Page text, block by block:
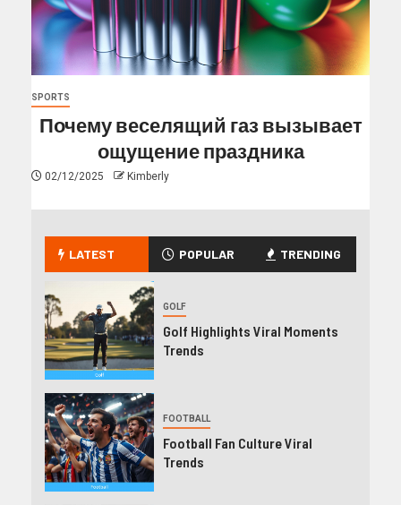
SPORTS
Почему веселящий газ вызывает
ощущение праздника
02/12/2025 Kimberly
LATEST POPULAR TRENDING
GOLF
Golf Highlights Viral Moments
Trends
FOOTBALL
Football Fan Culture Viral
Trends